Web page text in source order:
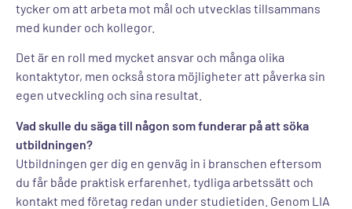
tycker om att arbeta mot mål och utvecklas tillsammans
med kunder och kollegor.
Det är en roll med mycket ansvar och många olika
kontaktytor, men också stora möjligheter att påverka sin
egen utveckling och sina resultat.
Vad skulle du säga till någon som funderar på att söka
utbildningen?
Utbildningen ger dig en genväg in i branschen eftersom
du får både praktisk erfarenhet, tydliga arbetssätt och
kontakt med företag redan under studietiden. Genom LIA